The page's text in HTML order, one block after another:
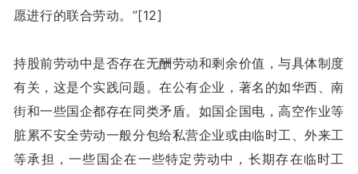
愿进行的联合劳动。”[12]
持股前劳动中是否存在无酬劳动和剩余价值，与具体制度
有关，这是个实践问题。在公有企业，著名的如华西、南
街和一些国企都存在同类矛盾。如国企国电，高空作业等
脏累不安全劳动一般分包给私营企业或由临时工、外来工
等承担，一些国企在一些特定劳动中，长期存在临时工